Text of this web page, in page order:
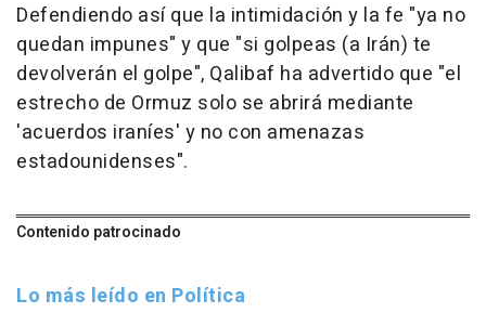
Defendiendo así que la intimidación y la fe "ya no
quedan impunes" y que "si golpeas (a Irán) te
devolverán el golpe", Qalibaf ha advertido que "el
estrecho de Ormuz solo se abrirá mediante
'acuerdos iraníes' y no con amenazas
estadounidenses".
Contenido patrocinado
Lo más leído en Política